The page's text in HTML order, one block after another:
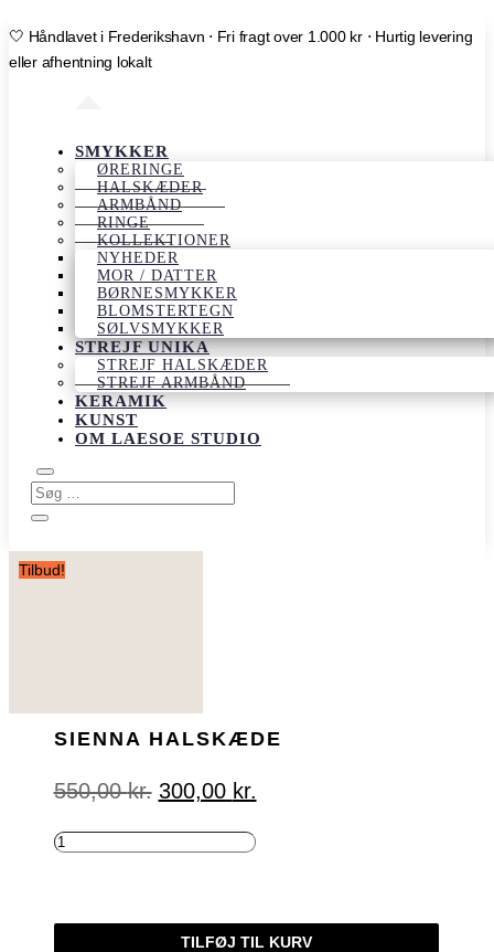
🤍 Håndlavet i Frederikshavn ⋅ Fri fragt over 1.000 kr ⋅ Hurtig levering
eller afhentning lokalt
SMYKKER
ØRERINGE
HALSKÆDER
ARMBÅND
RINGE
KOLLEKTIONER
NYHEDER
MOR / DATTER
BØRNESMYKKER
BLOMSTERTEGN
SØLVSMYKKER
STREJF UNIKA
STREJF HALSKÆDER
STREJF ARMBÅND
KERAMIK
KUNST
OM LAESOE STUDIO
Tilbud!
SIENNA HALSKÆDE
550,00kr. Den
oprindelige
300,00 kr.aktuelle
er:
SIENNA
TILFØJ TIL KURV